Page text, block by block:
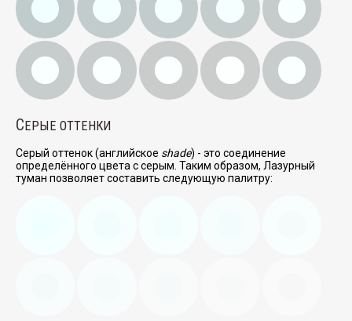
СЕРЫЕ ОТТЕНКИ
Серый оттенок (английское shade) - это соединение
определённого цвета с серым. Таким образом, Лазурный
туман позволяет составить следующую палитру: